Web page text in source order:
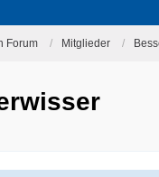
Forum Mitglieder